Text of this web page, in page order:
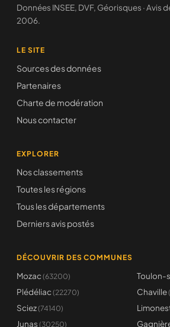
Données INSEE, DVF, Géorisques · Avis
2006.
LE SITE
Sources des données
Partenaires
Charte de modération
Nous contacter
EXPLORER
Nos classements
Toutes les régions
Tous les départements
Derniers avis postés
DÉCOUVRIR DES COMMUNES
Mozac (63200) Toulon-
Plédéliac (22270) Chaville
Sciez(74140)
Junas (30250)